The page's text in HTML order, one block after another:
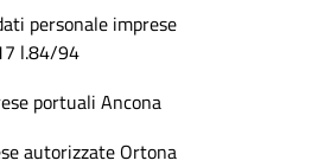
personale imprese
l.84/94
portuali Ancona
autorizzate Ortona